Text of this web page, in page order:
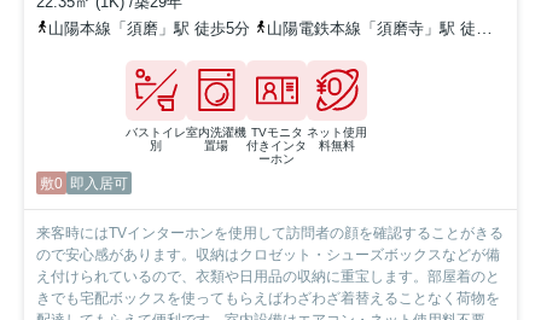
山陽本線「須磨」駅 徒歩5分
山陽電鉄本線「須磨寺」駅 徒歩10分
バストイレ
別
室内洗濯機
置場
TVモニタ
付きインタ
ーホン
ネット使用
料無料
敷0 即入居可
来客時にはTVインターホンを使用して訪問者の顔を確認することがきる
ので安心感があります。収納はクロゼット・シューズボックスなどが備
え付けられているので、衣類や日用品の収納に重宝します。部屋着のと
きでも宅配ボックスを使ってもらえばわざわざ着替えることなく荷物を